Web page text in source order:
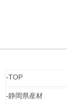
TOP
静岡県産材